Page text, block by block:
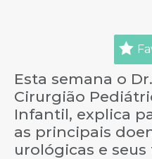
Esta semana o
Cirurgião
Infantil, explica
as principais
urológicas e